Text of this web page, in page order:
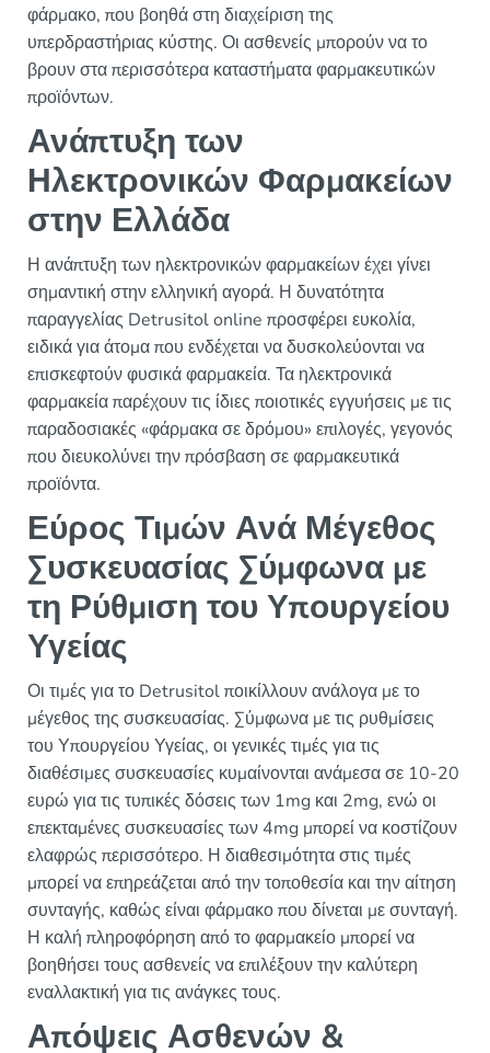
φάρμακο, που βοηθά στη διαχείριση της
υπερδραστήριας κύστης. Οι ασθενείς μπορούν να το
βρουν στα περισσότερα καταστήματα φαρμακευτικών
προϊόντων.
Ανάπτυξη των
Ηλεκτρονικών Φαρμακείων
στην Ελλάδα
Η ανάπτυξη των ηλεκτρονικών φαρμακείων έχει γίνει
σημαντική στην ελληνική αγορά. Η δυνατότητα
παραγγελίας Detrusitol online προσφέρει ευκολία,
ειδικά για άτομα που ενδέχεται να δυσκολεύονται να
επισκεφτούν φυσικά φαρμακεία. Τα ηλεκτρονικά
φαρμακεία παρέχουν τις ίδιες ποιοτικές εγγυήσεις με τις
παραδοσιακές «φάρμακα σε δρόμου» επιλογές, γεγονός
που διευκολύνει την πρόσβαση σε φαρμακευτικά
προϊόντα.
Εύρος Τιμών Ανά Μέγεθος
Συσκευασίας Σύμφωνα με
τη Ρύθμιση του Υπουργείου
Υγείας
Οι τιμές για το Detrusitol ποικίλλουν ανάλογα με το
μέγεθος της συσκευασίας. Σύμφωνα με τις ρυθμίσεις
του Υπουργείου Υγείας, οι γενικές τιμές για τις
διαθέσιμες συσκευασίες κυμαίνονται ανάμεσα σε 10-20
ευρώ για τις τυπικές δόσεις των 1mg και 2mg, ενώ οι
επεκταμένες συσκευασίες των 4mg μπορεί να κοστίζουν
ελαφρώς περισσότερο. Η διαθεσιμότητα στις τιμές
μπορεί να επηρεάζεται από την τοποθεσία και την αίτηση
συνταγής, καθώς είναι φάρμακο που δίνεται με συνταγή.
Η καλή πληροφόρηση από το φαρμακείο μπορεί να
βοηθήσει τους ασθενείς να επιλέξουν την καλύτερη
εναλλακτική για τις ανάγκες τους.
Απόψεις Ασθενών &